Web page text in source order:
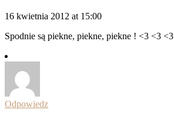
16 kwietnia 2012 at 15:00
Spodnie są piekne, piekne, piekne ! <3 <3 <3
Odpowiedz